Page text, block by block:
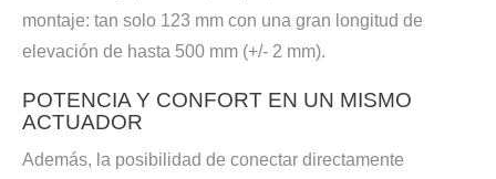
montaje: tan solo 123 mm con una gran longitud de
elevación de hasta 500 mm (+/- 2 mm).
POTENCIA Y CONFORT EN UN MISMO
ACTUADOR
Además, la posibilidad de conectar directamente